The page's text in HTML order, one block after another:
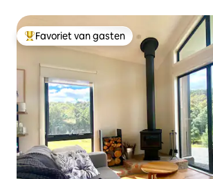
Topfavoriet van gasten
Favoriet van gasten